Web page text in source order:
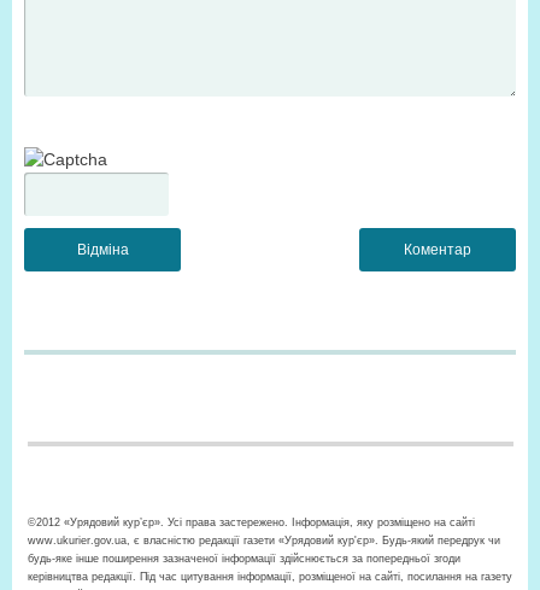
©2012 «Урядовий кур’єр». Усі права застережено. Інформація, яку розміщено на сайті
www.ukurier.gov.ua, є власністю редакції газети «Урядовий кур'єр». Будь-який передрук чи
будь-яке інше поширення зазначеної інформації здійснюється за попередньої згоди
керівництва редакції. Під час цитування інформації, розміщеної на сайті, посилання на газету